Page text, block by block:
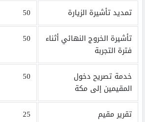
تمديد تأشيرة الزيارة
50
تأشيرة الخروج النهائي أثناء
فترة التجربة
50
خدمة تصريح دخول
المقيمين إلى مكة
50
تقرير مقيم
25